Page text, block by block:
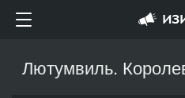
Лютумвиль.